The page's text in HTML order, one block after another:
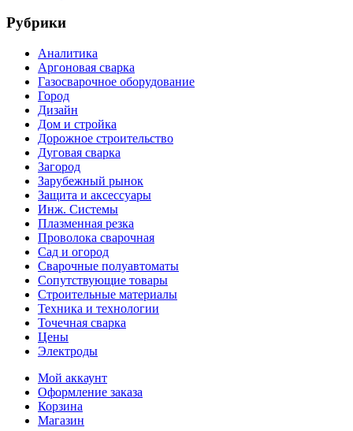
Рубрики
Аналитика
Аргоновая сварка
Газосварочное оборудование
Город
Дизайн
Дом и стройка
Дорожное строительство
Дуговая сварка
Загород
Зарубежный рынок
Защита и аксессуары
Инж. Системы
Плазменная резка
Проволока сварочная
Сад и огород
Сварочные полуавтоматы
Сопутствующие товары
Строительные материалы
Техника и технологии
Точечная сварка
Цены
Электроды
Мой аккаунт
Оформление заказа
Корзина
Магазин